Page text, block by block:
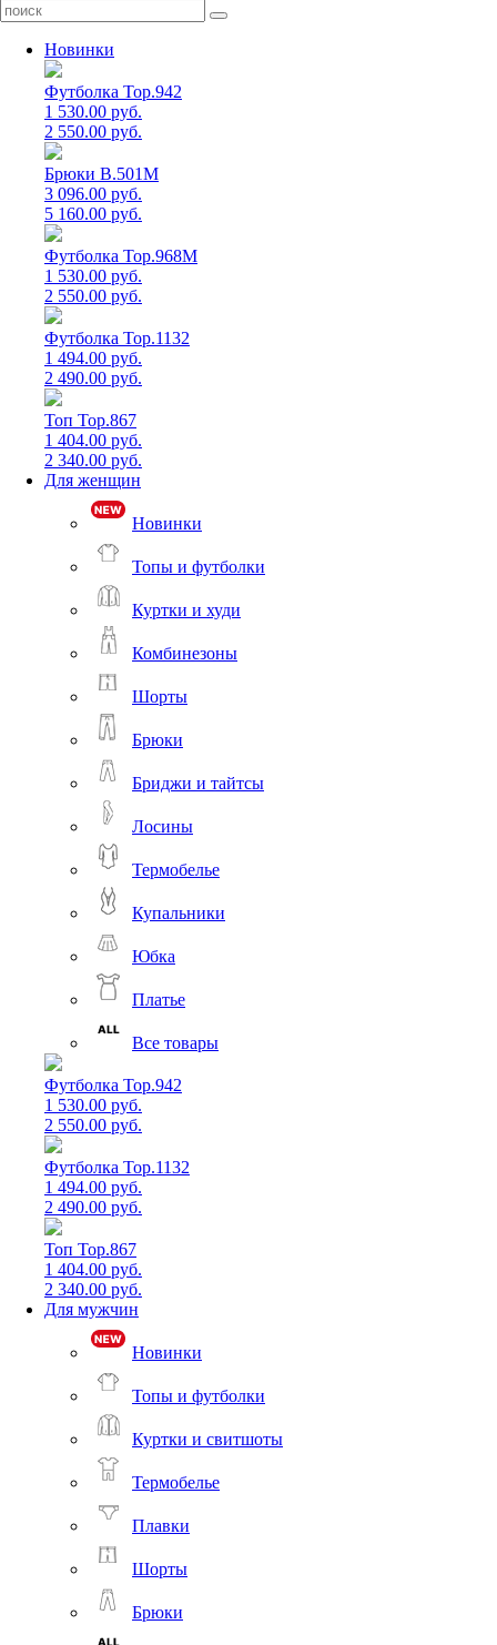
Новинки
Футболка Top.942
1 530.00 руб.
2 550.00 руб.
Брюки B.501M
3 096.00 руб.
5 160.00 руб.
Футболка Top.968M
1 530.00 руб.
2 550.00 руб.
Футболка Top.1132
1 494.00 руб.
2 490.00 руб.
Топ Top.867
1 404.00 руб.
2 340.00 руб.
Для женщин
Новинки
Топы и футболки
Куртки и худи
Комбинезоны
Шорты
Брюки
Бриджи и тайтсы
Лосины
Термобелье
Купальники
Юбка
Платье
Все товары
Футболка Top.942
1 530.00 руб.
2 550.00 руб.
Футболка Top.1132
1 494.00 руб.
2 490.00 руб.
Топ Top.867
1 404.00 руб.
2 340.00 руб.
Для мужчин
Новинки
Топы и футболки
Куртки и свитшоты
Термобелье
Плавки
Шорты
Брюки